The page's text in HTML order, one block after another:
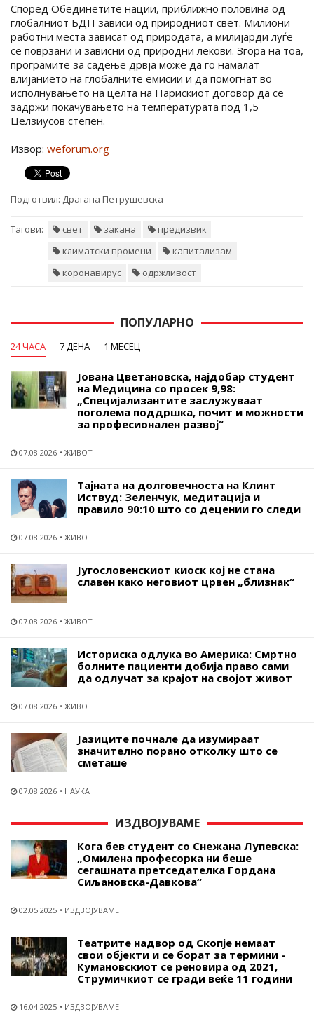
Според Обединетите нации, приближно половина од
глобалниот БДП зависи од природниот свет. Милиони
работни места зависат од природата, а милијарди луѓе
се поврзани и зависни од природни лекови. Згора на тоа,
програмите за садење дрвја може да го намалат
влијанието на глобалните емисии и да помогнат во
исполнувањето на целта на Парискиот договор да се
задржи покачувањето на температурата под 1,5
Целзиусов степен.
Извор: weforum.org
Подготвил: Драгана Петрушевска
Тагови: свет закана
предизвик
климатски промени
капитализам
коронавирус
одржливост
ПОПУЛАРНО
24 ЧАСА 7 ДЕНА 1 МЕСЕЦ
Јована Цветановска, најдобар студент
на Медицина со просек 9,98:
„Специјализантите заслужуваат
поголема поддршка, почит и можности
за професионален развој“
07.08.2026 ЖИВОТ
Тајната на долговечноста на Клинт
Иствуд: Зеленчук, медитација и
правило 90:10 што со децении го следи
07.08.2026 ЖИВОТ
Југословенскиот киоск кој не стана
славен како неговиот црвен „близнак“
07.08.2026 ЖИВОТ
Историска одлука во Америка: Смртно
болните пациенти добија право сами
да одлучат за крајот на својот живот
07.08.2026 ЖИВОТ
Јазиците почнале да изумираат
значително порано отколку што се
сметаше
07.08.2026 НАУКА
ИЗДВОЈУВАМЕ
Кога бев студент со Снежана Лупевска:
„Омилена професорка ни беше
сегашната претседателка Гордана
Сиљановска-Давкова“
02.05.2025 ИЗДВОЈУВАМЕ
Театрите надвор од Скопје немаат
свои објекти и се борат за термини -
Кумановскиот се реновира од 2021,
Струмичкиот се гради веќе 11 години
16.04.2025 ИЗДВОЈУВАМЕ